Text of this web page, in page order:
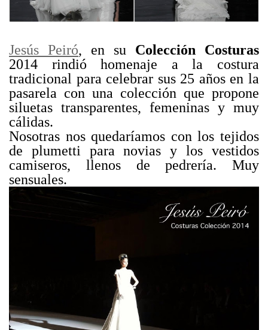
Jesús Peiró, en su Colección Costuras
2014 rindió homenaje a la costura
tradicional para celebrar sus 25 años en la
pasarela con una colección que propone
siluetas transparentes, femeninas y muy
cálidas.
Nosotras nos quedaríamos con los tejidos
de plumetti para novias y los vestidos
camiseros, llenos de pedrería. Muy
sensuales.